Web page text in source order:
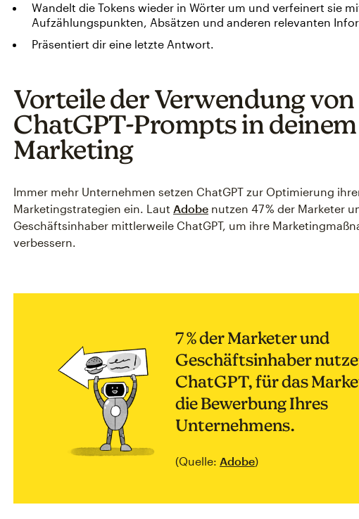
Wandelt die Tokens wieder in Wörter um und verfeinert sie
Aufzählungspunkten, Absätzen und anderen relevanten
Präsentiert dir eine letzte Antwort.
Vorteile der Verwendung von
ChatGPT-Prompts in
Marketing
Immer mehr Unternehmen setzen ChatGPT zur Optimierung
Marketingstrategien ein. Laut Adobe nutzen 47 % der Marketer
Geschäftsinhaber mittlerweile ChatGPT, um ihre
verbessern.
7 % der Marketer und
Geschäftsinhaber
ChatGPT, für das
die Bewerbung Ihres
Unternehmens.
(Quelle: Adobe)